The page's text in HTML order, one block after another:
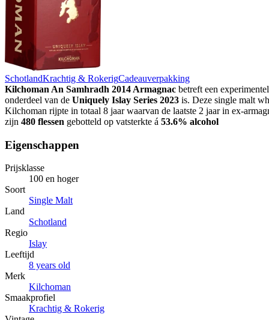
SchotlandKrachtig & RokerigCadeauverpakking
Kilchoman An Samhradh 2014 Armagnac betreft een
onderdeel van de Uniquely Islay Series 2023 is. Deze single malt
Kilchoman rijpte in totaal 8 jaar waarvan de laatste 2 jaar in ex-
zijn 480 flessen gebotteld op vatsterkte á 53.6% alcohol
Eigenschappen
Prijsklasse
100 en hoger
Soort
Single Malt
Land
Schotland
Regio
Islay
Leeftijd
8 years old
Merk
Kilchoman
Smaakprofiel
Krachtig & Rokerig